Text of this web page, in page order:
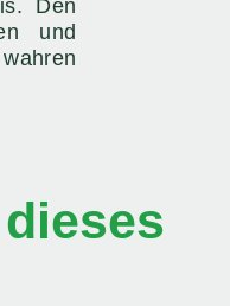
Den
und